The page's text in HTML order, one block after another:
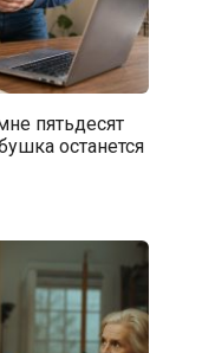
пятьдесят
останется